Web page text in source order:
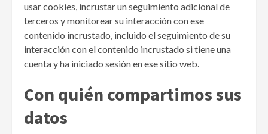
usar cookies, incrustar un seguimiento adicional de
terceros y monitorear su interacción con ese
contenido incrustado, incluido el seguimiento de su
interacción con el contenido incrustado si tiene una
cuenta y ha iniciado sesión en ese sitio web.
Con quién compartimos sus
datos